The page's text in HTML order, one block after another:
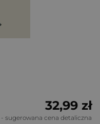
32,99 zł
- sugerowana cena detaliczna